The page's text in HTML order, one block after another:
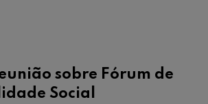
sobre Fórum de
Social